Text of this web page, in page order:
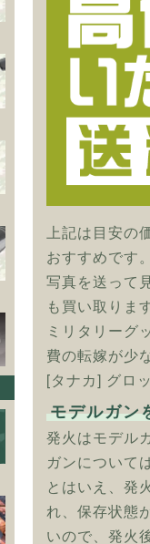
上記は目安の
おすすめです
写真を送って
も買い取りま
ミリタリーグ
費の転嫁が少
[タナカ] グロ
モデルガン
発火はモデル
ガンについて
とはいえ、発
れ、保存状態
いので、発火